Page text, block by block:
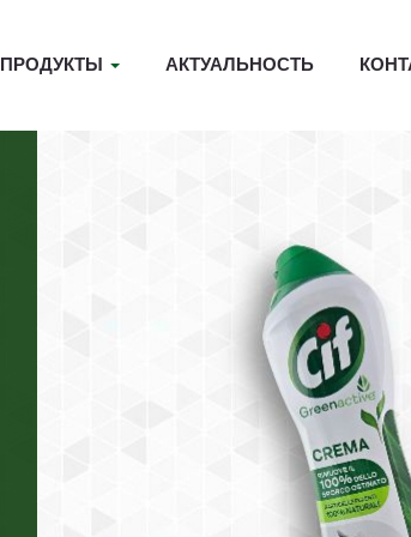
ПРОДУКТЫ АКТУАЛЬНОСТЬ